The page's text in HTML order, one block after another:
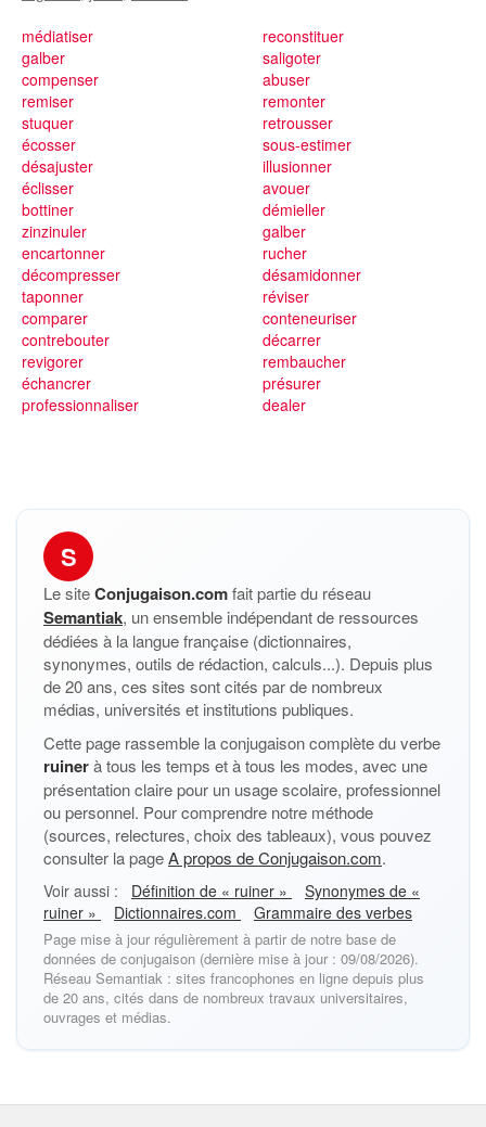
médiatiser
galber
compenser
remiser
stuquer
écosser
désajuster
éclisser
bottiner
reconstituer
saligoter
abuser
remonter
retrousser
sous-estimer
illusionner
avouer
démieller
zinzinuler
encartonner
décompresser
taponner
comparer
contrebouter
revigorer
échancrer
professionnaliser
galber
rucher
désamidonner
réviser
conteneuriser
décarrer
rembaucher
présurer
dealer
S
Le siteConjugaison.comfait partie du réseau
Semantiak, un ensemble indépendant de ressources
dédiées à la langue française (dictionnaires,
synonymes, outils de rédaction, calculs...). Depuis plus
de 20 ans, ces sites sont cités par de nombreux
médias, universités et institutions publiques.
Cette page rassemble la conjugaison complète du verbe
ruinerà tous les temps et à tous les modes, avec une
présentation claire pour un usage scolaire, professionnel
ou personnel. Pour comprendre notre méthode
(sources, relectures, choix des tableaux), vous pouvez
consulter la pageA propos de Conjugaison.com.
Voir aussi : Définition de « ruiner »
Synonymes de «
ruiner »
Dictionnaires.com Grammaire des verbes
Page mise à jour régulièrement à partir de notre base de
données de conjugaison (dernière mise à jour : 09/08/2026).
Réseau Semantiak : sites francophones en ligne depuis plus
de 20 ans, cités dans de nombreux travaux universitaires,
ouvrages et médias.